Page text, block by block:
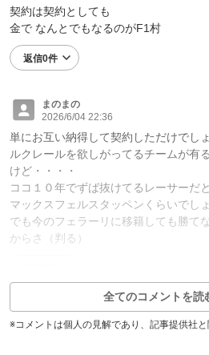
契約は契約としても
金で なんとでもなるのがF1村
返信0件
まのまの
2026/6/04 22:36
単にお互い納得して契約しただけでしょ
ルクレールを欲しがってるチームが有
けど・・・・
ココ１０年でずば抜けてるレーサーだと
マックスフェルスタッペンくらいでしょ
でも今のフェラーリに移籍しても勝て
からさ（判る）
全てのコメントを読
※コメントは個人の見解であり、記事提供社と